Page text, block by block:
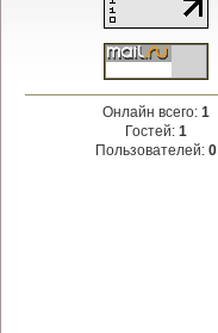
Онлайн всего: 1
Гостей: 1
Пользователей: 0